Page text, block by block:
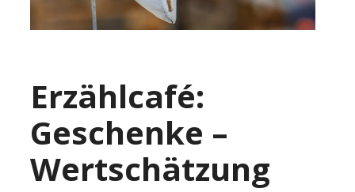
Erzählcafé:
Geschenke –
Wertschätzung